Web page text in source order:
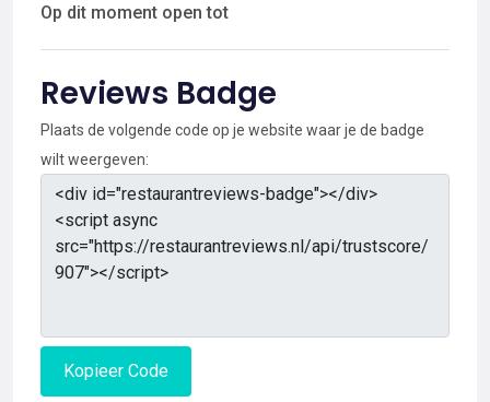
Op dit moment open tot
Reviews Badge
Plaats de volgende code op je website waar je de badge
wilt weergeven:
Kopieer Code